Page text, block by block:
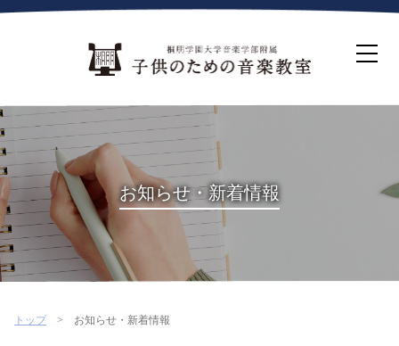
ホーム
生徒募集について
教室案内
コース紹介
概要・沿革
桐朋を選ぶ理由
インタビュー・コラム
イベント
よくある質問
お知らせ・新着情報
トップ お知らせ・新着情報